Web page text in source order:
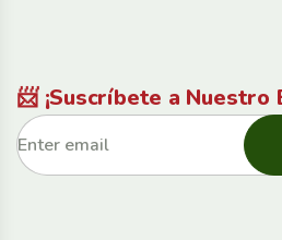
📨 ¡Suscríbete a Nuestro